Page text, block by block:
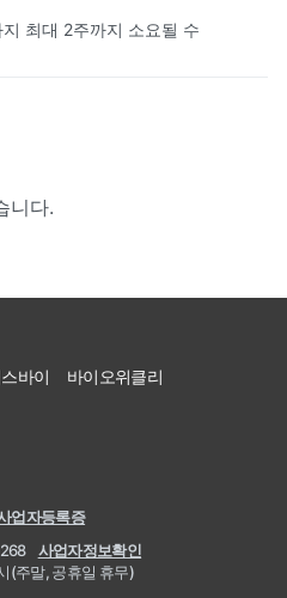
최대 2주까지 소요될 수
니다.
바이 바이오위클리
업자등록증
사업자정보확인
(주말, 공휴일 휴무)